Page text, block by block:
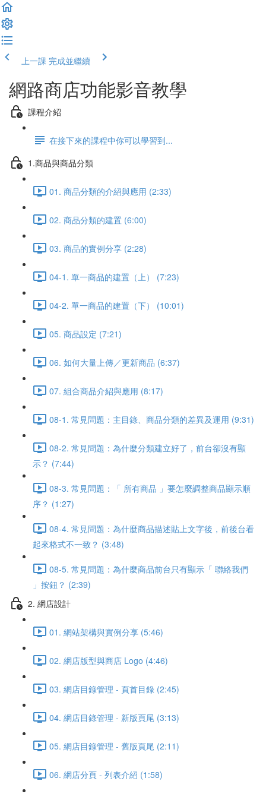
上一課 完成並繼續
網路商店功能影音教學
課程介紹
在接下來的課程中你可以學習到...
1.商品與商品分類
01. 商品分類的介紹與應用 (2:33)
02. 商品分類的建置 (6:00)
03. 商品的實例分享 (2:28)
04-1. 單一商品的建置（上） (7:23)
04-2. 單一商品的建置（下） (10:01)
05. 商品設定 (7:21)
06. 如何大量上傳／更新商品 (6:37)
07. 組合商品介紹與應用 (8:17)
08-1. 常見問題：主目錄、商品分類的差異及運用 (9:31)
08-2. 常見問題：為什麼分類建立好了，前台卻沒有顯
示？ (7:44)
08-3. 常見問題：「 所有商品 」要怎麼調整商品顯示順
序？ (1:27)
08-4. 常見問題：為什麼商品描述貼上文字後，前後台看
起來格式不一致？ (3:48)
08-5. 常見問題：為什麼商品前台只有顯示「 聯絡我們
」按鈕？ (2:39)
2. 網店設計
01. 網站架構與實例分享 (5:46)
02. 網店版型與商店 Logo (4:46)
03. 網店目錄管理 - 頁首目錄 (2:45)
04. 網店目錄管理 - 新版頁尾 (3:13)
05. 網店目錄管理 - 舊版頁尾 (2:11)
06. 網店分頁 - 列表介紹 (1:58)